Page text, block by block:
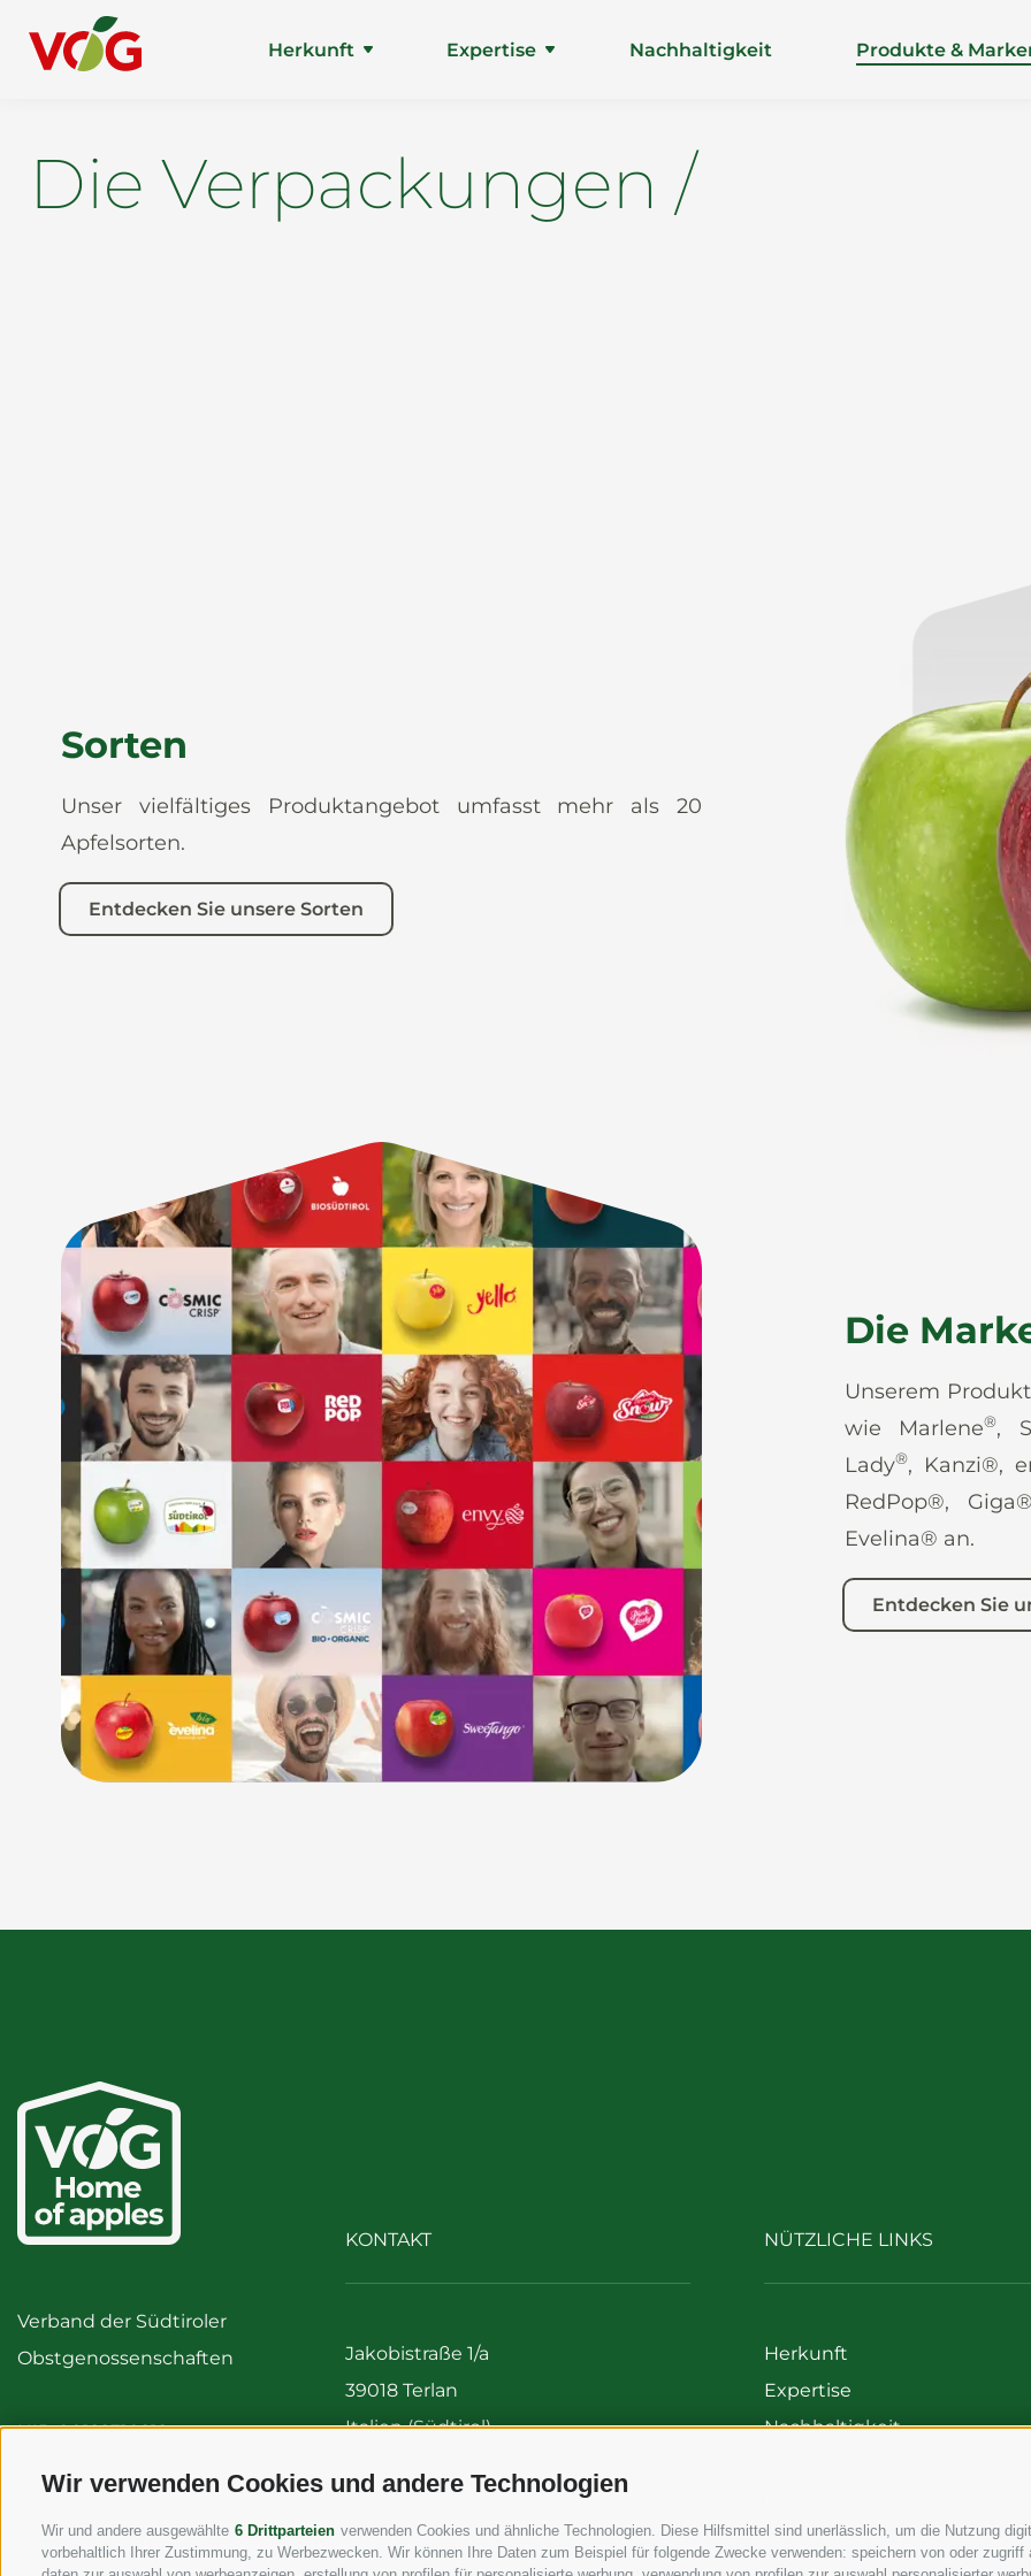
Wir verwenden Cookies und andere Technologien
Wir und andere ausgewählte 6 Drittparteien verwenden Cookies und ähnliche Technologien. Diese Hilfsmittel sind unerlässlich, um die Nutzung
vorbehaltlich Ihrer Zustimmung, zu Werbezwecken. Wir können Ihre Daten zum Beispiel für folgende Zwecke verwenden: speichern von oder
Herkunft Expertise Nachhaltigkeit Produkte &
Die Verpackungen /
Sorten
Unser vielfältiges Produktangebot umfasst mehr als 20
Apfelsorten.
Entdecken Sie unsere Sorten
Die
Unserem
wie Marlene®,
Lady®, Kanzi®,
RedPop®,
Evelina® an.
Entdecken Sie
Verband der Südtiroler
Obstgenossenschaften
UID 00122310212
KONTAKT
Jakobistraße 1/a
39018 Terlan
Italien (Südtirol)
info@vog.it
NÜTZLICHE LINKS
Herkunft
Expertise
Nachhaltigkeit
Organisationsmodell